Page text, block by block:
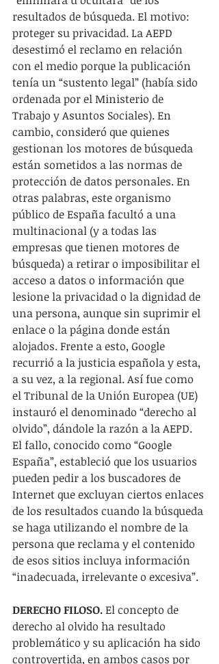
resultados de búsqueda. El motivo:
proteger su privacidad. La AEPD
desestimó el reclamo en relación
con el medio porque la publicación
tenía un “sustento legal” (había sido
ordenada por el Ministerio de
Trabajo y Asuntos Sociales). En
cambio, consideró que quienes
gestionan los motores de búsqueda
están sometidos a las normas de
protección de datos personales. En
otras palabras, este organismo
público de España facultó a una
multinacional (y a todas las
empresas que tienen motores de
búsqueda) a retirar o imposibilitar el
acceso a datos o información que
lesione la privacidad o la dignidad de
una persona, aunque sin suprimir el
enlace o la página donde están
alojados. Frente a esto, Google
recurrió a la justicia española y esta,
a su vez, a la regional. Así fue como
el Tribunal de la Unión Europea (UE)
instauró el denominado “derecho al
olvido”, dándole la razón a la AEPD.
El fallo, conocido como “Google
España”, estableció que los usuarios
pueden pedir a los buscadores de
Internet que excluyan ciertos enlaces
de los resultados cuando la búsqueda
se haga utilizando el nombre de la
persona que reclama y el contenido
de esos sitios incluya información
“inadecuada, irrelevante o excesiva”.
DERECHO FILOSO. El concepto de
derecho al olvido ha resultado
problemático y su aplicación ha sido
controvertida, en ambos casos por